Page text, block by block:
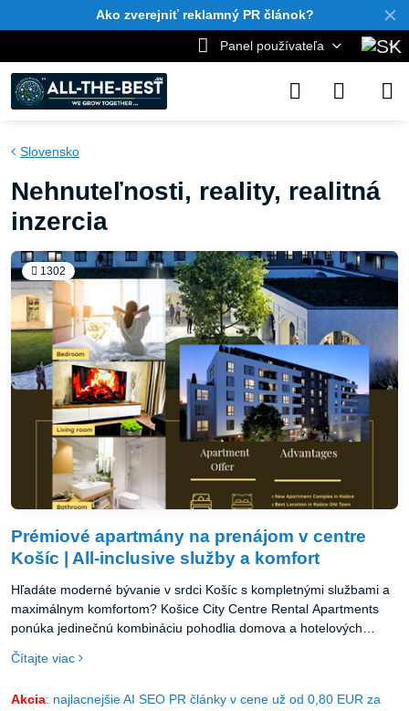
✕
Ako zverejniť reklamný PR článok?
Panel používateľa
Slovensko
Nehnuteľnosti, reality, realitná
inzercia
1302
Prémiové apartmány na prenájom v centre
Košíc | All-inclusive služby a komfort
Hľadáte moderné bývanie v srdci Košíc s kompletnými službami a
maximálnym komfortom? Košice City Centre Rental Apartments
ponúka jedinečnú kombináciu pohodlia domova a hotelových
Čítajte viac
Akcia: najlacnejšie AI SEO PR články v cene už od 0,80 EUR za